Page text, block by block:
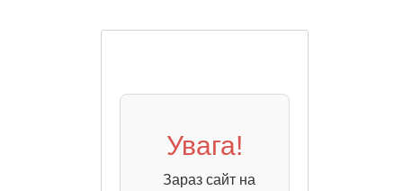
Увага!
Зараз сайт на